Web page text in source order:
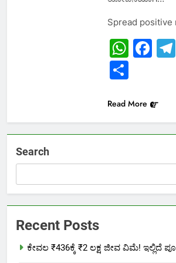
Spread positive
Share
Read More
Search
Recent Posts
ಕೇವಲ ₹436ಕ್ಕೆ ₹2 ಲಕ್ಷ ಜೀವ ವಿಮೆ! ಇಲ್ಲಿದೆ